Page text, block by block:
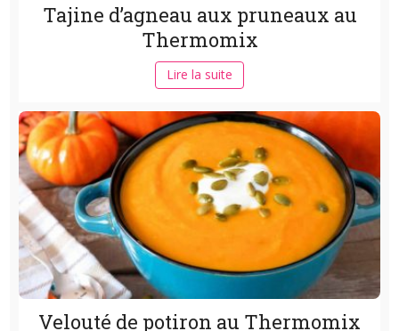
Tajine d’agneau aux pruneaux au
Thermomix
Lire la suite
Velouté de potiron au Thermomix